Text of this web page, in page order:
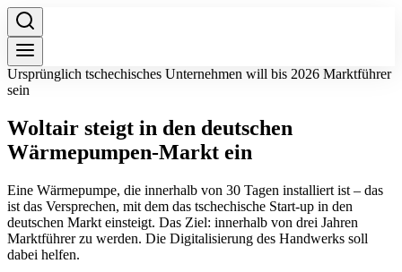
Ursprünglich tschechisches Unternehmen will bis 2026 Marktführer
sein
Woltair steigt in den deutschen
Wärmepumpen-Markt ein
Eine Wärmepumpe, die innerhalb von 30 Tagen installiert ist – das
ist das Versprechen, mit dem das tschechische Start-up in den
deutschen Markt einsteigt. Das Ziel: innerhalb von drei Jahren
Marktführer zu werden. Die Digitalisierung des Handwerks soll
dabei helfen.